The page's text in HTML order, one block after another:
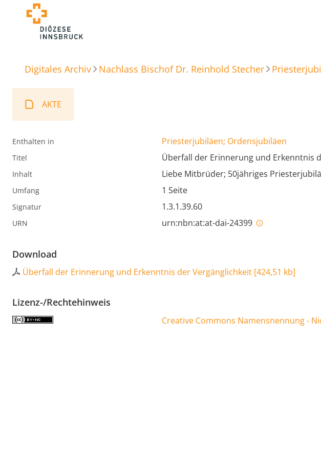
Digitales Archiv Nachlass Bischof Dr. Reinhold Stecher
AKTE
Enthalten in Priesterjubiläen; Ordensjubiläen
Titel Überfall der Erinnerung und Erkenntnis
Inhalt Liebe Mitbrüder; 50jähriges
Umfang 1 Seite
Signatur 1.3.1.39.60
URN urn:nbn:at:at-dai-24399
Download
Überfall der Erinnerung und Erkenntnis der Vergänglichkeit [424,51 kb]
Lizenz-/Rechtehinweis
Creative Commons Namensnennung -